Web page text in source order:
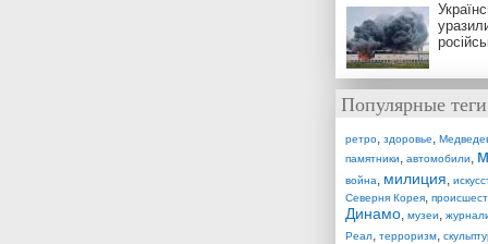
Популярные теги
ретро, здоровье,
памятники, автомобили,
война, милиция,
Северня Корея,
Динамо, музеи,
Реал, терроризм,